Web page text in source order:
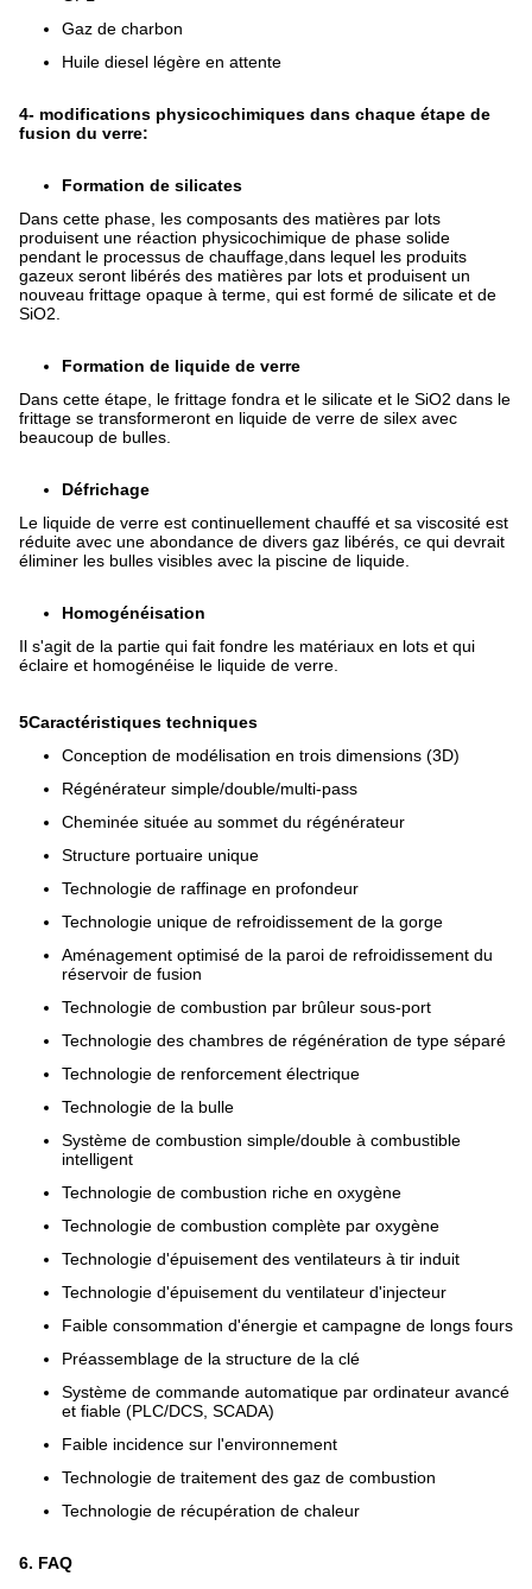
Gaz de charbon
Huile diesel légère en attente
4- modifications physicochimiques dans chaque étape de
fusion du verre:
Formation de silicates
Dans cette phase, les composants des matières par lots
produisent une réaction physicochimique de phase solide
pendant le processus de chauffage,dans lequel les produits
gazeux seront libérés des matières par lots et produisent un
nouveau frittage opaque à terme, qui est formé de silicate et de
SiO2.
Formation de liquide de verre
Dans cette étape, le frittage fondra et le silicate et le SiO2 dans le
frittage se transformeront en liquide de verre de silex avec
beaucoup de bulles.
Défrichage
Le liquide de verre est continuellement chauffé et sa viscosité est
réduite avec une abondance de divers gaz libérés, ce qui devrait
éliminer les bulles visibles avec la piscine de liquide.
Homogénéisation
Il s'agit de la partie qui fait fondre les matériaux en lots et qui
éclaire et homogénéise le liquide de verre.
5Caractéristiques techniques
Conception de modélisation en trois dimensions (3D)
Régénérateur simple/double/multi-pass
Cheminée située au sommet du régénérateur
Structure portuaire unique
Technologie de raffinage en profondeur
Technologie unique de refroidissement de la gorge
Aménagement optimisé de la paroi de refroidissement du
réservoir de fusion
Technologie de combustion par brûleur sous-port
Technologie des chambres de régénération de type séparé
Technologie de renforcement électrique
Technologie de la bulle
Système de combustion simple/double à combustible
intelligent
Technologie de combustion riche en oxygène
Technologie de combustion complète par oxygène
Technologie d'épuisement des ventilateurs à tir induit
Technologie d'épuisement du ventilateur d'injecteur
Faible consommation d'énergie et campagne de longs fours
Préassemblage de la structure de la clé
Système de commande automatique par ordinateur avancé
et fiable (PLC/DCS, SCADA)
Faible incidence sur l'environnement
Technologie de traitement des gaz de combustion
Technologie de récupération de chaleur
6. FAQ